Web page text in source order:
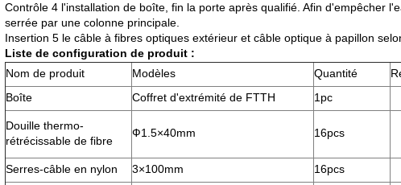
Contrôle 4 l'installation de boîte, fin la porte après qualifié. Afin d'empêcher
serrée par une colonne principale.
Insertion 5 le câble à fibres optiques extérieur et câble optique à papillon
Liste de configuration de produit :
Nom de produit
Modèles Quantité
Boîte
Coffret d'extrémité de FTTH 1pc
Douille thermo-
rétrécissable de fibre
Ф1.5×40mm 16pcs
Serres-câble en nylon 3×100mm
16pcs